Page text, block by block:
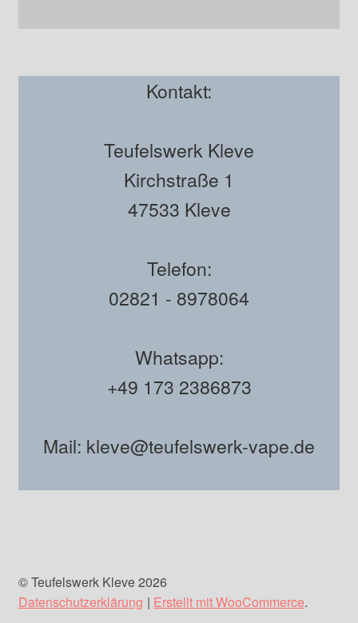
Kontakt:
Teufelswerk Kleve
Kirchstraße 1
47533 Kleve
Telefon:
02821 - 8978064
Whatsapp:
+49 173 2386873
Mail: kleve@teufelswerk-vape.de
© Teufelswerk Kleve 2026
Datenschutzerklärung
Erstellt mit WooCommerce.